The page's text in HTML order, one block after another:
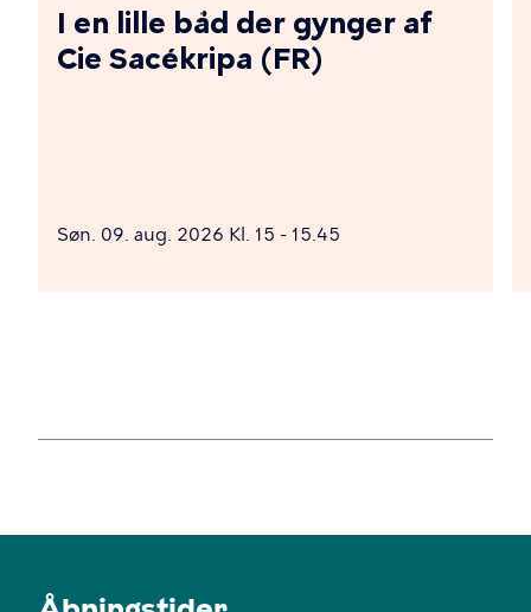
I en lille båd der gynger af
Cie Sacékripa (FR)
Søn. 09. aug. 2026 Kl. 15 - 15.45